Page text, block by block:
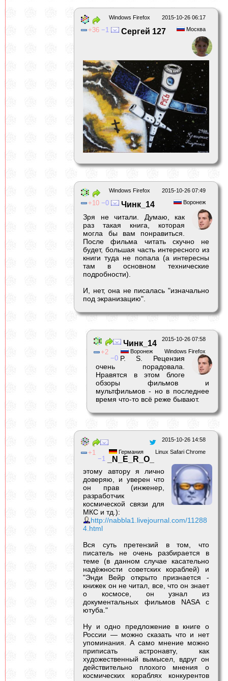
2015-10-26 06:17
Windows Firefox
Москва
36 1 Сергей 127
2015-10-26 07:49
Windows Firefox
Воронеж
10 0 Чинк_14
Зря не читали. Думаю, как
раз такая книга, которая
могла бы вам понравиться.
После фильма читать скучно не
будет, большая часть интересного из
книги туда не попала (а интересны
там в основном технические
подробности).
И, нет, она не писалась "изначально
под экранизацию".
2015-10-26 07:58
Windows Firefox
Воронеж
2
0
Чинк_14
P. S. Рецензия
очень порадовала.
Нравятся в этом блоге
обзоры фильмов и
мультфильмов - но в последнее
время что-то всё реже бывают.
2015-10-26 14:58
Linux Safari Chrome
Германия
1
1
_N_E_R_O_
этому автору я лично
доверяю, и уверен что
он прав (инженер,
разработчик
космической связи для
МКС и тд.):
http://nabbla1.livejournal.com/11288
4.html
Вся суть претензий в том, что
писатель не очень разбирается в
теме (в данном случае касательно
надёжности советских кораблей) и
"Энди Вейр открыто признается -
книжек он не читал, все, что он знает
о космосе, он узнал из
документальных фильмов NASA с
ютуба."
Ну и одно предложение в книге о
России — можно сказать что и нет
упоминания. А само мнение можно
приписать астронавту, как
художественный вымысел, вдруг он
действительно плохого мнения о
космических кораблях конкурентов